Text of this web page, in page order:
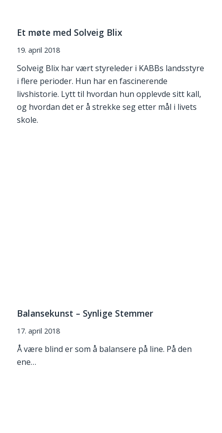
Et møte med Solveig Blix
19. april 2018
Solveig Blix har vært styreleder i KABBs landsstyre
i flere perioder. Hun har en fascinerende
livshistorie. Lytt til hvordan hun opplevde sitt kall,
og hvordan det er å strekke seg etter mål i livets
skole.
Balansekunst – Synlige Stemmer
17. april 2018
Å være blind er som å balansere på line. På den
ene…